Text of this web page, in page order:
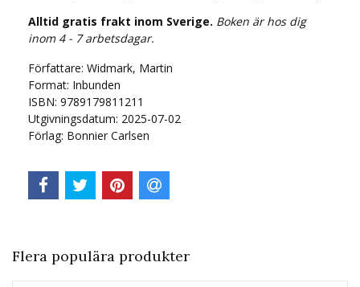
Alltid gratis frakt inom Sverige. Boken är hos dig
inom 4 - 7 arbetsdagar.
Författare: Widmark, Martin
Format: Inbunden
ISBN: 9789179811211
Utgivningsdatum: 2025-07-02
Förlag: Bonnier Carlsen
Flera populära produkter